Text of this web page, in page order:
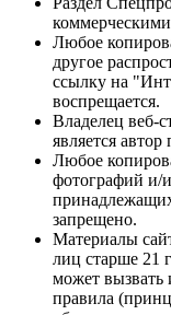
Любое
другое
ссылку на
воспрещается.
Владелец веб-
является
Любое
фотографий и/
запрещено.
Материалы
лиц старше 21
может вызвать
правила